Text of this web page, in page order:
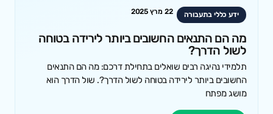
ידע כללי בתעבורה 22 מרץ 2025
מה הם התנאים החשובים ביותר לירידה בטוחה
לשול הדרך?
תלמידי נהיגה רבים שואלים בתחילת דרכם: מה הם התנאים
החשובים ביותר לירידה בטוחה לשול הדרך?. שול הדרך הוא
מושג מפתח